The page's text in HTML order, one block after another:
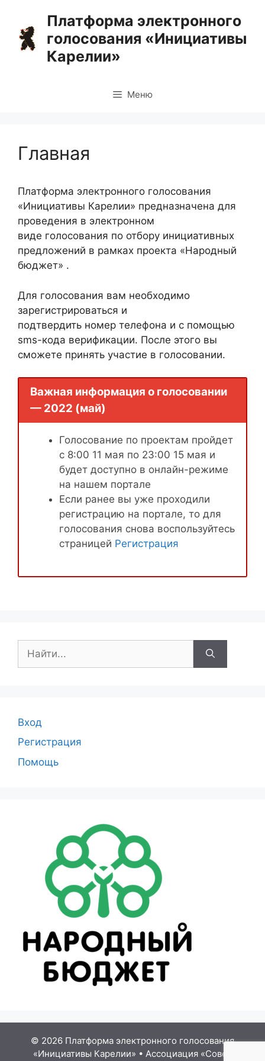
содержимому
Платформа электронного
голосования «Инициативы
Карелии»
Меню
Главная
Платформа электронного голосования
«Инициативы Карелии» предназначена для
проведения в электронном
виде голосования по отбору инициативных
предложений в рамках проекта «Народный
бюджет» .
Для голосования вам необходимо
зарегистрироваться и
подтвердить номер телефона и с помощью
sms-кода верификации. После этого вы
сможете принять участие в голосовании.
Важная информация о голосовании
— 2022 (май)
Голосование по проектам пройдет
с 8:00 11 мая по 23:00 15 мая и
будет доступно в онлайн-режиме
на нашем портале
Если ранее вы уже проходили
регистрацию на портале, то для
голосования снова воспользуйтесь
страницей Регистрация
Вход
Регистрация
Помощь
© 2026 Платформа электронного голосования
«Инициативы Карелии» • Ассоциация «Совет